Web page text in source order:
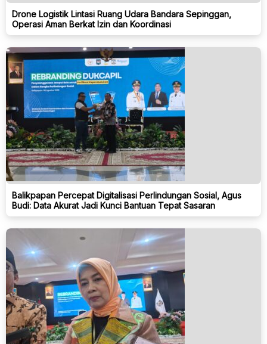
Drone Logistik Lintasi Ruang Udara Bandara Sepinggan,
Operasi Aman Berkat Izin dan Koordinasi
Balikpapan Percepat Digitalisasi Perlindungan Sosial, Agus
Budi: Data Akurat Jadi Kunci Bantuan Tepat Sasaran